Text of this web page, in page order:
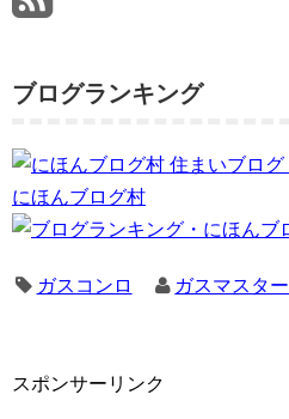
ブログランキング
にほんブログ村
ガスコンロ ガスマスター
スポンサーリンク